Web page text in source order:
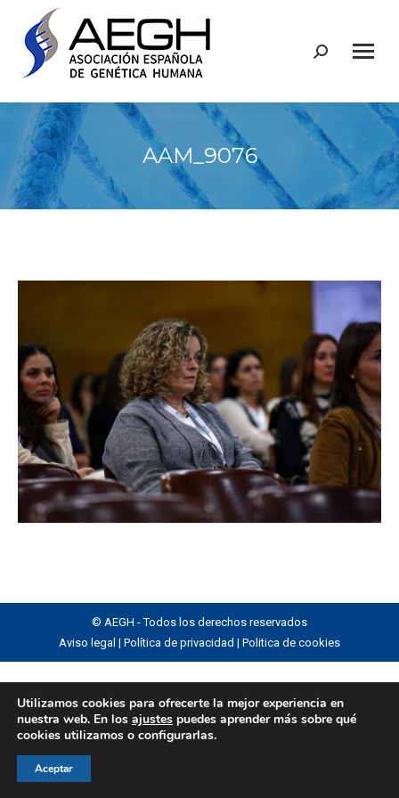
Buscar:
AAM_9076
© AEGH - Todos los derechos reservados
Aviso legal | Política de privacidad | Politica de cookies
Utilizamos cookies para ofrecerte la mejor experiencia en
nuestra web. En los ajustes puedes aprender más sobre qué
cookies utilizamos o configurarlas.
Aceptar